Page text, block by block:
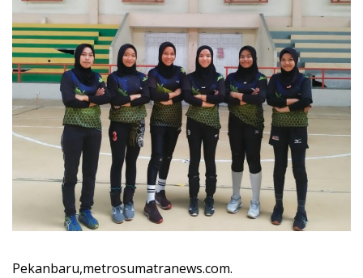
Pekanbaru,metrosumatranews.com.